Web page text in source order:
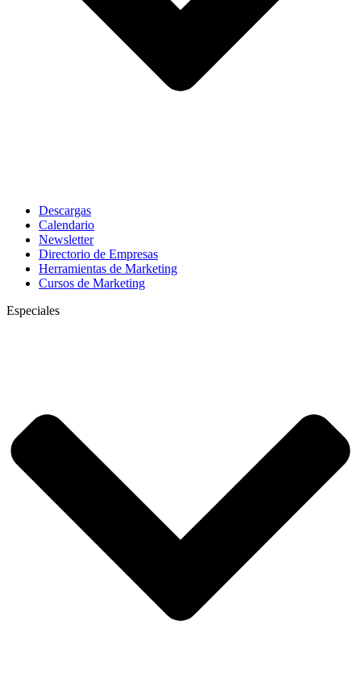
Descargas
Calendario
Newsletter
Directorio de Empresas
Herramientas de Marketing
Cursos de Marketing
Especiales